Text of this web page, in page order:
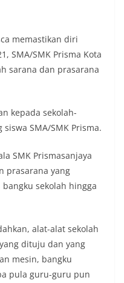
memastikan diri
SMA/SMK Prisma Kota
sarana dan prasarana
kepada sekolah-
SMA/SMK Prisma.
SMK Prismasanjaya
prasarana yang
sekolah hingga
alat-alat sekolah
dituju dan yang
mesin, bangku
pula guru-guru pun